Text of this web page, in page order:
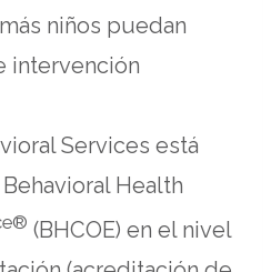
niños puedan
intervención
Services está
Health
(BHCOE) en el nivel